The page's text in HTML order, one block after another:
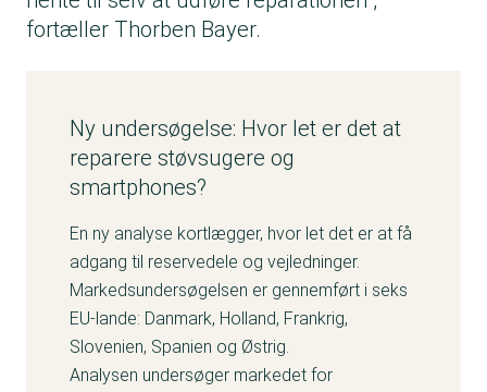
fortæller Thorben Bayer.
Ny undersøgelse: Hvor let er det at
reparere støvsugere og
smartphones?
En ny analyse kortlægger, hvor let det er at få
adgang til reservedele og vejledninger.
Markedsundersøgelsen er gennemført i seks
EU-lande: Danmark, Holland, Frankrig,
Slovenien, Spanien og Østrig.
Analysen undersøger markedet for